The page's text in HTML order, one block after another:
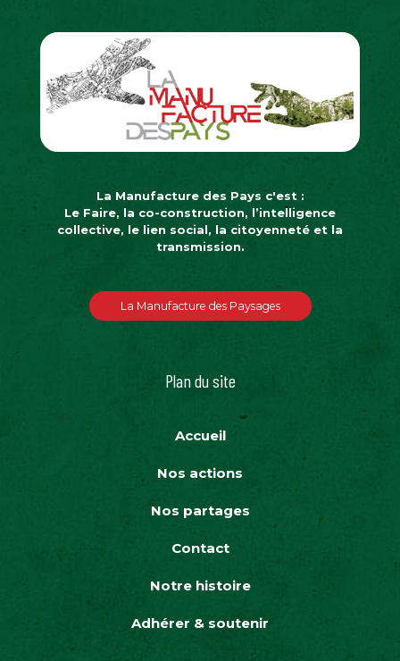
La Manufacture des Pays c'est :
Le Faire, la co-construction, l’intelligence
collective, le lien social, la citoyenneté et la
transmission.
La Manufacture des Paysages
Plan du site
Accueil
Nos actions
Nos partages
Contact
Notre histoire
Adhérer & soutenir